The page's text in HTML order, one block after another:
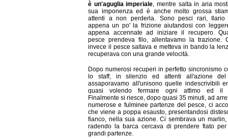
è un'aguglia imperiale , mentre salta in aria
sua imponenza ed è anche molto grossa
attenti a non perderla. Sono pesci rari, Ilario
appena un po' la frizione aiutandosi con
appena accennate ad iniziare il recupero.
pesce prendeva filo, allentavamo la trazione.
invece il pesce saltava e metteva in bando la
recuperava con una grande velocità.
Dopo numerosi recuperi in perfetto sincronismo
lo staff, in silenzio ed attenti all'azione del
assaporavamo all'unisono quelle indescrivibili
quasi volendo fermare ogni attimo ed il
Finalmente si riesce, dopo quasi 35 minuti, ad
numerose e fulminee partenze del pesce, ci
che viene a poppa esausto, presentandosi
fianco, nella sua azione. Ci sembrava un marlin,
radendo la barca cercava di prendere fiato
grandi partenze.